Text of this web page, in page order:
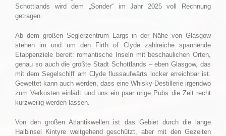
Schottlands wird dem „Sonder“ im Jahr 2025 voll Rechnung
getragen.
Ab dem großen Seglerzentrum Largs in der Nähe von Glasgow
stehen im und um den Firth of Clyde zahlreiche spannende
Etappenziele bereit: romantische Inseln mit beschaulichen Orten,
genau so auch die größte Stadt Schottlands – eben Glasgow, das
mit dem Segelschiff am Clyde flussaufwärts locker erreichbar ist.
Gewettet kann auch werden, dass eine Whisky-Destillerie irgendwo
zum Verkosten einlädt und uns ein paar urige Pubs die Zeit recht
kurzweilig werden lassen.
Von den großen Atlantikwellen ist das Gebiet durch die lange
Halbinsel Kintyre weitgehend geschützt, aber mit den Gezeiten